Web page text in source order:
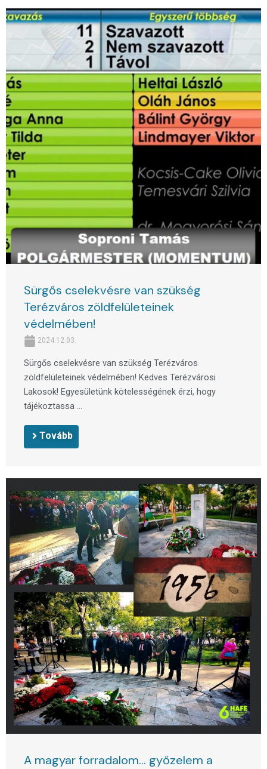
Sürgős cselekvésre van szükség
Terézváros zöldfelületeinek
védelmében!
2024.12.03.
Sürgős cselekvésre van szükség Terézváros
zöldfelületeinek védelmében! Kedves Terézvárosi
Lakosok! Egyesületünk kötelességének érzi, hogy
tájékoztassa ...
Tovább
A magyar forradalom… győzelem a